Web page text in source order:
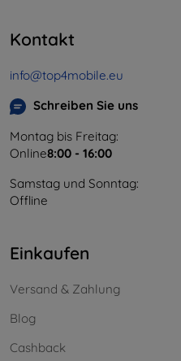
Kontakt
info@top4mobile.eu
Schreiben Sie uns
Montag bis Freitag:
Online8:00 - 16:00
Samstag und Sonntag:
Offline
Einkaufen
Versand & Zahlung
Blog
Cashback